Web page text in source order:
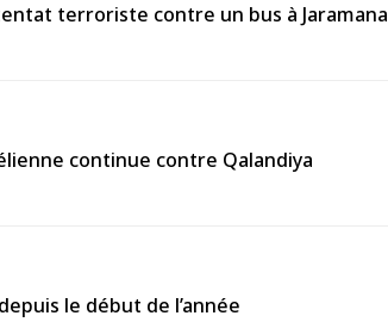
terroriste contre un bus à Jaramana
continue contre Qalandiya
le début de l’année